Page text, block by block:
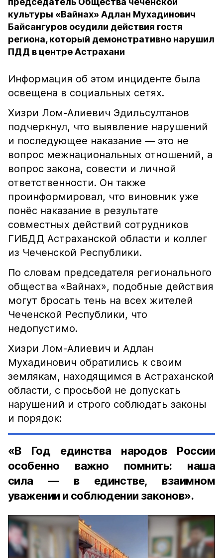
культуры «Вайнах» Адлан Мухадинович
Байсангуров осудили действия гостя
региона, который демонстративно нарушил
ПДД в центре Астрахани
Информация об этом инциденте была
освещена в социальных сетях.
Хизри Лом-Алиевич Эдильсултанов
подчеркнул, что выявление нарушений
и последующее наказание — это не
вопрос межнациональных отношений, а
вопрос закона, совести и личной
ответственности. Он также
проинформировал, что виновник уже
понёс наказание в результате
совместных действий сотрудников
ГИБДД Астраханской области и коллег
из Чеченской Республики.
По словам председателя регионального
общества «Вайнах», подобные действия
могут бросать тень на всех жителей
Чеченской Республики, что
недопустимо.
Хизри Лом-Алиевич и Адлан
Мухадинович обратились к своим
землякам, находящимся в Астраханской
области, с просьбой не допускать
нарушений и строго соблюдать законы
и порядок:
«В Год единства народов России
особенно важно помнить: наша
сила — в единстве, взаимном
уважении и соблюдении законов».